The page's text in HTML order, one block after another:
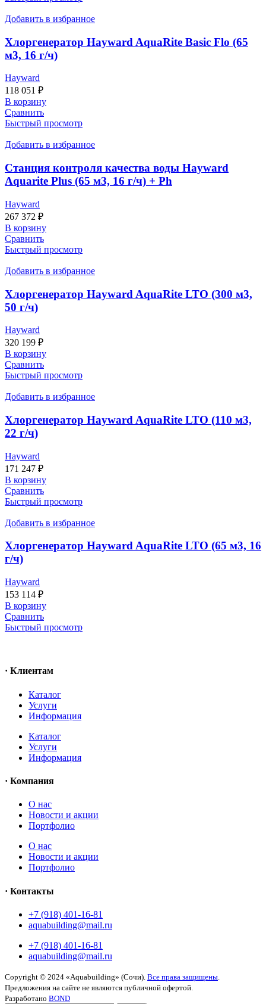
Добавить в избранное
Хлоргенератор Hayward AquaRite Basic Flo (65
м3, 16 г/ч)
Hayward
118 051 ₽
В корзину
Сравнить
Быстрый просмотр
Добавить в избранное
Станция контроля качества воды Hayward
Aquarite Plus (65 м3, 16 г/ч) + Ph
Hayward
267 372 ₽
В корзину
Сравнить
Быстрый просмотр
Добавить в избранное
Хлоргенератор Hayward AquaRite LTO (300 м3,
50 г/ч)
Hayward
320 199 ₽
В корзину
Сравнить
Быстрый просмотр
Добавить в избранное
Хлоргенератор Hayward AquaRite LTO (110 м3,
22 г/ч)
Hayward
171 247 ₽
В корзину
Сравнить
Быстрый просмотр
Добавить в избранное
Хлоргенератор Hayward AquaRite LTO (65 м3, 16
г/ч)
Hayward
153 114 ₽
В корзину
Сравнить
Быстрый просмотр
· Клиентам
Каталог
Услуги
Информация
Каталог
Услуги
Информация
· Компания
O нас
Новости и акции
Портфолио
O нас
Новости и акции
Портфолио
· Контакты
+7 (918) 401-16-81
aquabuilding@mail.ru
+7 (918) 401-16-81
aquabuilding@mail.ru
Copyright © 2024 «Aquabuilding» (Сочи). Все права защищены
Предложения на сайте не являются публичной офертой.
Разработано BOND